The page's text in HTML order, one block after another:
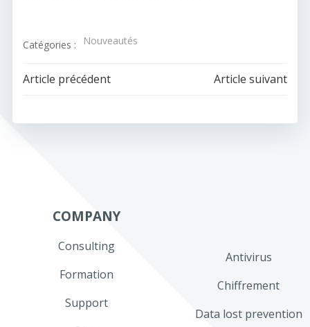
Catégories : Nouveautés
Navigation
de
Article précédent
Navigation
de
Article suivant
COMPANY
Consulting
Formation
Support
Antivirus
Chiffrement
Data lost prevention